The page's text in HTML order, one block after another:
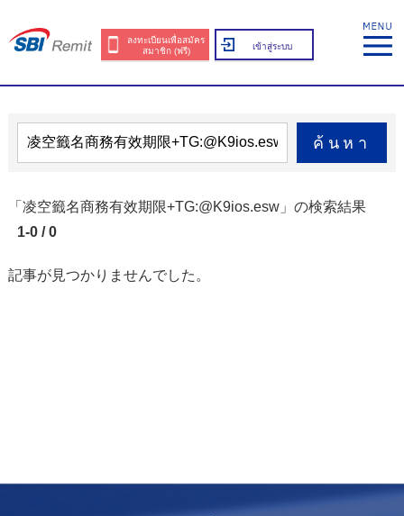
ลงทะเบียนเพื่อสมัคร
สมาชิก (ฟรี)
เข้าสู่ระบบ
ค้นหา
「凌空籤名商務有效期限+TG:@K9ios.esw」の検索結果
1-0 / 0
記事が見つかりませんでした。